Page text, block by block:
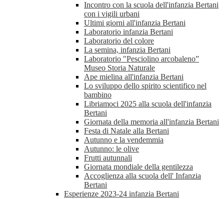
Incontro con la scuola dell'infanzia Bertani
con i vigili urbani
Ultimi giorni all'infanzia Bertani
Laboratorio infanzia Bertani
Laboratorio del colore
La semina, infanzia Bertani
Laboratorio "Pesciolino arcobaleno”
Museo Storia Naturale
Ape mielina all'infanzia Bertani
Lo sviluppo dello spirito scientifico nel
bambino
Libriamoci 2025 alla scuola dell'infanzia
Bertani
Giornata della memoria all'infanzia Bertani
Festa di Natale alla Bertani
Autunno e la vendemmia
Autunno: le olive
Frutti autunnali
Giornata mondiale della gentilezza
Accoglienza alla scuola dell' Infanzia
Bertani
Esperienze 2023-24 infanzia Bertani